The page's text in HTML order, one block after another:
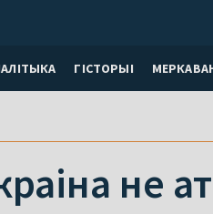
ГІСТОРЫІ
не